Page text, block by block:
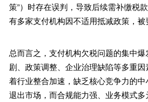
策”）时存在误判，导致后续需补缴税
有多家支付机构因不适用抵减政策，被
总而言之，支付机构欠税问题的集中
剧、政策调整、企业治理缺陷等多重
着行业整合加速，缺乏核心竞争力的
退出市场，而合规能力强、业务模式